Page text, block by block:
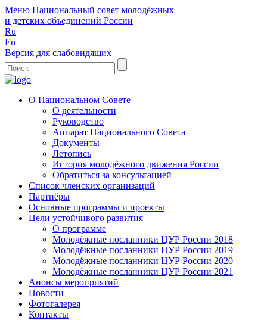
Меню Национальный совет молодёжных
и детских объединений России
Ru
En
Версия для слабовидящих
О Национальном Совете
О деятельности
Руководство
Аппарат Национального Совета
Документы
Летопись
История молодёжного движения России
Обратиться за консультацией
Список членских организаций
Партнёры
Основные программы и проекты
Цели устойчивого развития
О программе
Молодёжные посланники ЦУР России 2018
Молодёжные посланники ЦУР России 2019
Молодёжные посланники ЦУР России 2020
Молодёжные посланники ЦУР России 2021
Анонсы мероприятий
Новости
Фотогалерея
Контакты